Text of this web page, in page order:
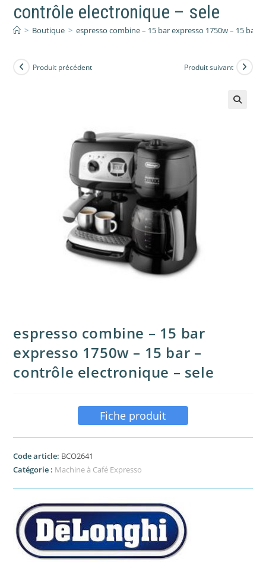
contrôle electronique – sele
> Boutique > espresso combine – 15 bar expresso 1750w – 15 bar
Produit précédent Produit suivant
espresso combine – 15 bar
expresso 1750w – 15 bar –
contrôle electronique – sele
Fiche produit
Code article: BCO2641
Catégorie : Machine à Café Expresso